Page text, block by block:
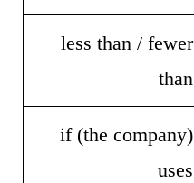
less than / fewer
than
if (the company)
uses